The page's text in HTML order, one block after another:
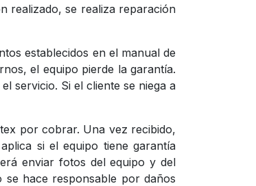
realizado, se realiza reparación
establecidos en el manual de
el equipo pierde la garantía.
servicio. Si el cliente se niega a
por cobrar. Una vez recibido,
si el equipo tiene garantía
enviar fotos del equipo y del
hace responsable por daños